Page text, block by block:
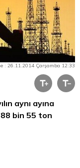
: 26.11.2014 Çarşamba 12:33
aynı ayına
bin 55 ton